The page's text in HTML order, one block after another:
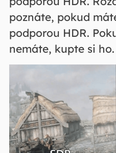
poznáte, pokud
podporou HDR.
nemáte, kupte si ho.